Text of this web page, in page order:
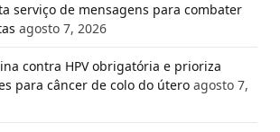
serviço de mensagens para combater
agosto 7, 2026
contra HPV obrigatória e prioriza
para câncer de colo do útero agosto 7,